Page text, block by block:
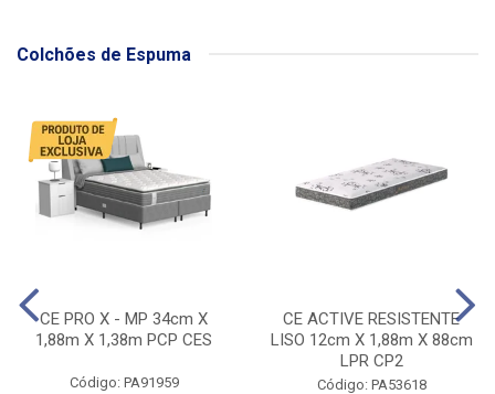
Colchões de Espuma
CE PRO X - MP 34cm X
1,88m X 1,38m PCP CES
Código: PA91959
CE ACTIVE RESISTENTE
LISO 12cm X 1,88m X 88cm
LPR CP2
Código: PA53618